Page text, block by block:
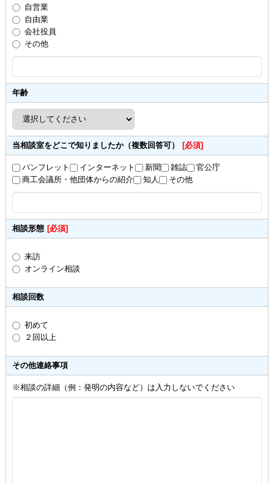
自営業
自由業
会社役員
その他
年齢
当相談室をどこで知りましたか（複数回答可） [必須]
パンフレット インターネット 新聞 雑誌
官公庁
商工会議所・他団体からの紹介
知人 その他
相談形態 [必須]
来訪
オンライン相談
相談回数
初めて
２回以上
その他連絡事項
※相談の詳細（例：発明の内容など）は入力しないでください